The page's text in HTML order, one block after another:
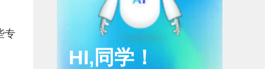
专
HI,同学！